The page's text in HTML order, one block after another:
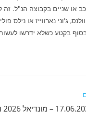
או שניים בקבוצה הנ"ל.
ג'וני נארווייז או נילס
בקטע כשלא ידרשו